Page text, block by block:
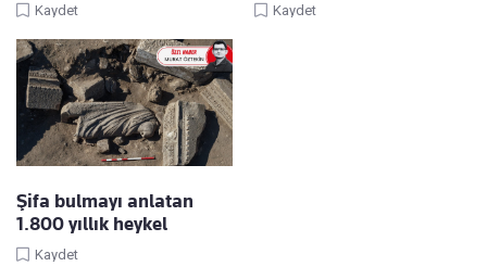
Kaydet Kaydet
Şifa bulmayı anlatan
1.800 yıllık heykel
Kaydet